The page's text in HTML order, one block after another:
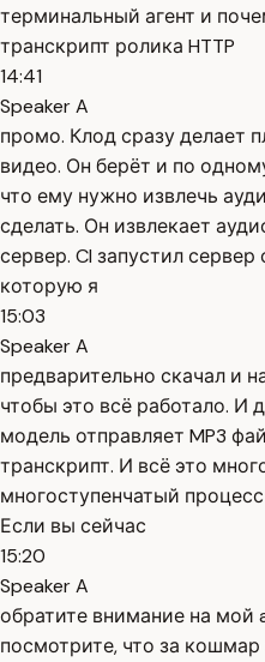
терминальный агент и
транскрипт ролика HTTP
14:41
Speaker A
промо. Клод сразу делает
видео. Он берёт и по
что ему нужно извлечь
сделать. Он извлекает
сервер. Cl запустил
которую я
15:03
Speaker A
предварительно скачал и
чтобы это всё работало. И
модель отправляет MP3
транскрипт. И всё это
многоступенчатый
Если вы сейчас
15:20
Speaker A
обратите внимание на мой
посмотрите, что за кошмар